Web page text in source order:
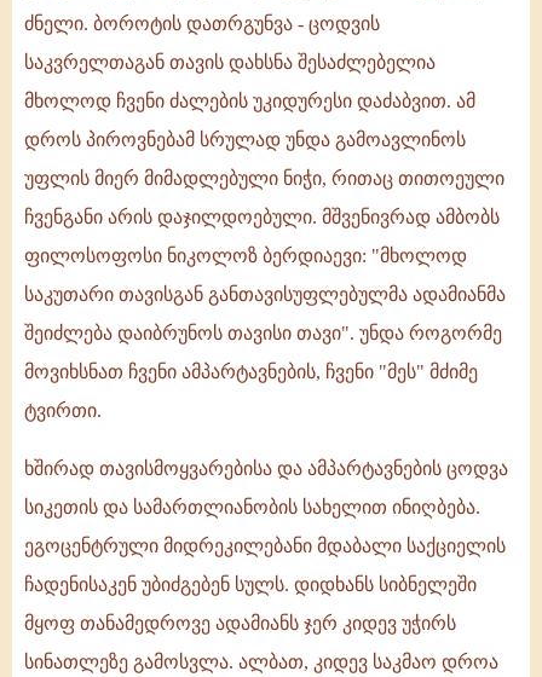
ძნელი. ბოროტის დათრგუნვა - ცოდვის
საკვრელთაგან თავის დახსნა შესაძლებელია
მხოლოდ ჩვენი ძალების უკიდურესი დაძაბვით. ამ
დროს პიროვნებამ სრულად უნდა გამოავლინოს
უფლის მიერ მიმადლებული ნიჭი, რითაც თითოეული
ჩვენგანი არის დაჯილდოებული. მშვენივრად ამბობს
ფილოსოფოსი ნიკოლოზ ბერდიაევი: "მხოლოდ
საკუთარი თავისგან განთავისუფლებულმა ადამიანმა
შეიძლება დაიბრუნოს თავისი თავი". უნდა როგორმე
მოვიხსნათ ჩვენი ამპარტავნების, ჩვენი "მეს" მძიმე
ტვირთი.
ხშირად თავისმოყვარებისა და ამპარტავნების ცოდვა
სიკეთის და სამართლიანობის სახელით ინიღბება.
ეგოცენტრული მიდრეკილებანი მდაბალი საქციელის
ჩადენისაკენ უბიძგებენ სულს. დიდხანს სიბნელეში
მყოფ თანამედროვე ადამიანს ჯერ კიდევ უჭირს
სინათლეზე გამოსვლა. ალბათ, კიდევ საკმაო დროა